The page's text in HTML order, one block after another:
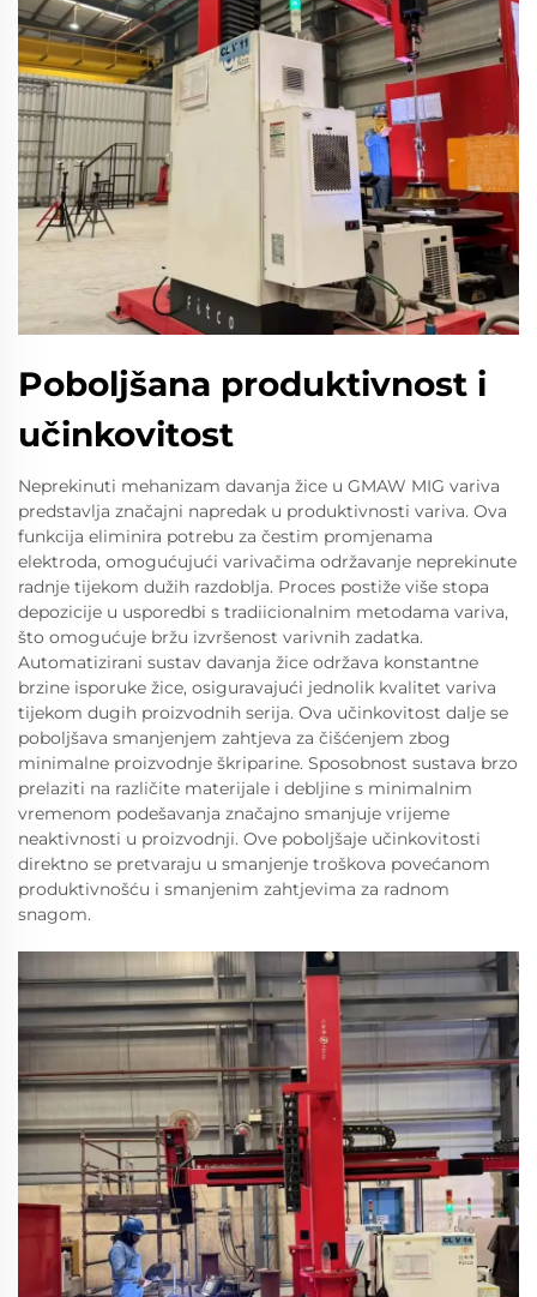
Poboljšana produktivnost i
učinkovitost
Neprekinuti mehanizam davanja žice u GMAW MIG variva
predstavlja značajni napredak u produktivnosti variva. Ova
funkcija eliminira potrebu za čestim promjenama
elektroda, omogućujući varivačima održavanje neprekinute
radnje tijekom dužih razdoblja. Proces postiže više stopa
depozicije u usporedbi s tradiicionalnim metodama variva,
što omogućuje bržu izvršenost varivnih zadatka.
Automatizirani sustav davanja žice održava konstantne
brzine isporuke žice, osiguravajući jednolik kvalitet variva
tijekom dugih proizvodnih serija. Ova učinkovitost dalje se
poboljšava smanjenjem zahtjeva za čišćenjem zbog
minimalne proizvodnje škriparine. Sposobnost sustava brzo
prelaziti na različite materijale i debljine s minimalnim
vremenom podešavanja značajno smanjuje vrijeme
neaktivnosti u proizvodnji. Ove poboljšaje učinkovitosti
direktno se pretvaraju u smanjenje troškova povećanom
produktivnošću i smanjenim zahtjevima za radnom
snagom.